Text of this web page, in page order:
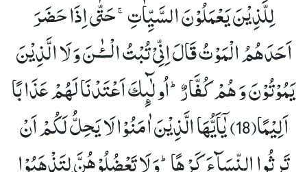
لِلَّذِیْنَ یَعْمَلُوْنَ السَّیِّاٰتِۚ-حَتّٰۤى اِذَا حَضَرَ
اَحَدَهُمُ الْمَوْتُ قَالَ اِنِّیْ تُبْتُ الْــٴٰـنَ وَ لَا الَّذِیْنَ
یَمُوْتُوْنَ وَ هُمْ كُفَّارٌؕ-اُولٰٓىٕكَ اَعْتَدْنَا لَهُمْ عَذَابًا
اَلِیْمًا(18)
یٰۤاَیُّهَا الَّذِیْنَ اٰمَنُوْا لَا یَحِلُّ لَكُمْ اَنْ
تَرِثُوا النِّسَآءَ كَرْهًاؕ-وَ لَا تَعْضُلُوْهُنَّ لِتَذْهَبُوْا